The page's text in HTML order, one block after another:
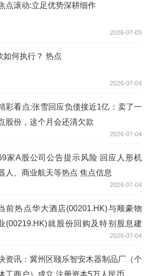
点滚动:立足优势深耕细作
2026-07-05
如何执行？ 热点
2026-07-04
彩看点:张雪回应负债接近1亿：卖了一
股份，这个月会还清欠款
2026-07-04
家A股公司公告提示风险 回应人形机
人、商业航天等热点 焦点信息
2026-07-04
前热点华大酒店(00201.HK)与顺豪物
(00219.HK)就股份回购及特别股息建
2026-07-04
资讯：冀州区颐乐智安木器制品厂（个
工商户）成立 注册资本5万人民币